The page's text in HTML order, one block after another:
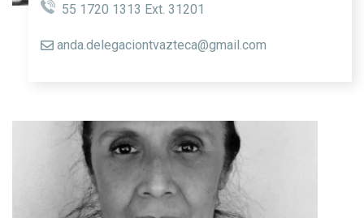
55 1720 1313 Ext. 31201
anda.delegaciontvazteca@gmail.com